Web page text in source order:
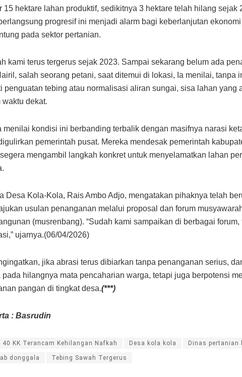
15 hektare lahan produktif, sedikitnya 3 hektare telah hilang sejak
progresif ini menjadi alarm bagi keberlanjutan
pada sektor pertanian.
kami terus tergerus sejak 2023. Sampai sekarang belum ada
salah seorang petani, saat ditemui di lokasi, Ia menilai, tanpa
penguatan tebing atau normalisasi aliran sungai, sisa lahan yang
waktu dekat.
menilai kondisi ini berbanding terbalik dengan masifnya narasi
pemerintah pusat. Mereka mendesak pemerintah
mengambil langkah konkret untuk menyelamatkan lahan
Desa Kola-Kola, Rais Ambo Adjo, mengatakan pihaknya telah
usulan penanganan melalui proposal dan forum
(musrenbang). “Sudah kami sampaikan di berbagai
ujarnya.(06/04/2026)
jika abrasi terus dibiarkan tanpa penanganan serius,
pada hilangnya mata pencaharian warga, tetapi juga berpotensi
pangan di tingkat desa.(***)
: Basrudin
40 KK Terancam Kehilangan Nafkah Desa kola kola Dinas pertanian
donggala Tebing Sawah Tergerus